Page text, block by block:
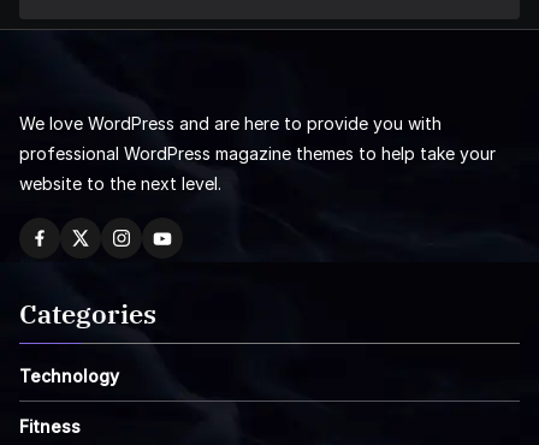
We love WordPress and are here to provide you with
professional WordPress magazine themes to help take your
website to the next level.
Categories
Technology
Fitness